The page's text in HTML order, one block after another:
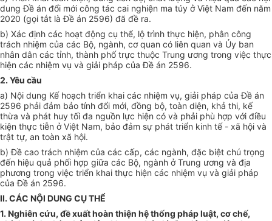
dung Đề án đổi mới công tác cai nghiện ma túy ở Việt Nam đến năm
2020 (gọi tắt là Đề án 2596) đã đề ra.
b) Xác định các hoạt động cụ thể, lộ trình thực hiện, phân công
trách nhiệm của các Bộ, ngành, cơ quan có liên quan và Ủy ban
nhân dân các tỉnh, thành phố trực thuộc Trung ương trong việc thực
hiện các nhiệm vụ và giải pháp của Đề án 2596.
2. Yêu cầu
a) Nội dung Kế hoạch triển khai các nhiệm vụ, giải pháp của Đề án
2596 phải đảm bảo tính đổi mới, đồng bộ, toàn diện, khả thi, kế
thừa và phát huy tối đa nguồn lực hiện có và phải phù hợp với điều
kiện thực tiễn ở Việt Nam, bảo đảm sự phát triển kinh tế - xã hội và
trật tự, an toàn xã hội.
b) Đề cao trách nhiệm của các cấp, các ngành, đặc biệt chú trọng
đến hiệu quả phối hợp giữa các Bộ, ngành ở Trung ương và địa
phương trong việc triển khai thực hiện các nhiệm vụ và giải pháp
của Đề án 2596.
II. CÁC NỘI DUNG CỤ THỂ
1. Nghiên cứu, đề xuất hoàn thiện hệ thống pháp luật, cơ chế,